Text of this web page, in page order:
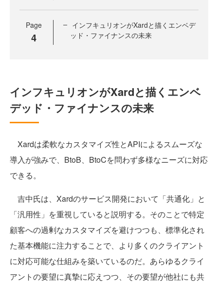
Page
4
インフキュリオンがXardと描くエンベデ
ッド・ファイナンスの未来
インフキュリオンがXardと描くエンベ
デッド・ファイナンスの未来
Xardは柔軟なカスタマイズ性とAPIによるスムーズな
導入が強みで、BtoB、BtoCを問わず多様なニーズに対応
できる。
吉中氏は、Xardのサービス開発において「共通化」と
「汎用性」を重視していると説明する。そのことで特定
顧客への過剰なカスタマイズを避けつつも、標準化され
た基本機能に注力することで、より多くのクライアント
に対応可能な仕組みを築いているのだ。あらゆるクライ
アントの要望に真摯に応えつつ、その要望が他社にも共